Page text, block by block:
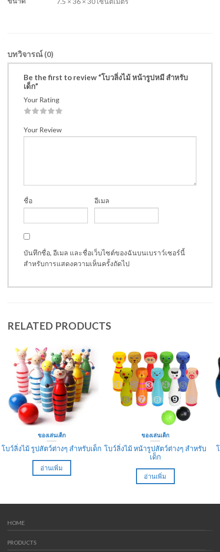
บทวิจารณ์ (0)
Be the first to review “โบวลิ่งไม้ หน้ารูปหมี สำหรับ
เด็ก”
Your Rating
Your Review
ชื่อ อีเมล
บันทึกชื่อ, อีเมล และชื่อเว็บไซต์ของฉันบนเบราว์เซอร์นี้
สำหรับการแสดงความเห็นครั้งถัดไป
RELATED PRODUCTS
ของเล่นเด็ก
โบว์ลิ่งไม้ รูปสัตว์ต่างๆ สำหรับเด็ก
อ่านเพิ่ม
ของเล่นเด็ก
โบว์ลิ่งไม้ หน้ารูปสัตว์ต่างๆ สำหรับ
เด็ก
อ่านเพิ่ม
HOME
PRODUCTS